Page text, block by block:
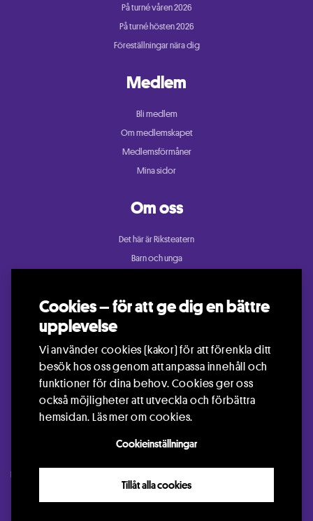
Cookies – för att ge dig en bättre
upplevelse
Vi använder cookies (kakor) för att förenkla ditt
besök hos oss genom att anpassa innehåll och
funktioner för dina behov. Cookies ger oss
också möjligheter att utveckla och förbättra
hemsidan.Läs mer om cookies.
Cookieinställningar
Tillåt alla cookies
På turné våren 2026
På turné hösten 2026
Föreställningar nära dig
Medlem
Bli medlem
Om medlemskapet
Medlemsförmåner
Mina sidor
Om oss
Det här är Riksteatern
Barn och unga
Konsert och festival
Samtida cirkus
Teater
Kontakt
GDPR
Info om Cookies